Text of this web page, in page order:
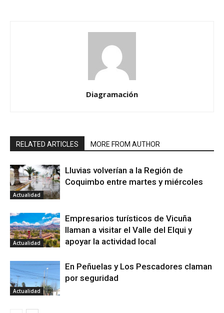
Diagramación
RELATED ARTICLES MORE FROM AUTHOR
Actualidad
Lluvias volverían a la Región de
Coquimbo entre martes y miércoles
Actualidad
Empresarios turísticos de Vicuña
llaman a visitar el Valle del Elqui y
apoyar la actividad local
Actualidad
En Peñuelas y Los Pescadores claman
por seguridad